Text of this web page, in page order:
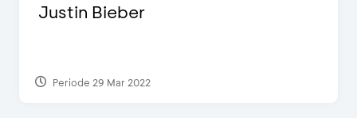
Justin Bieber
Periode 29 Mar 2022